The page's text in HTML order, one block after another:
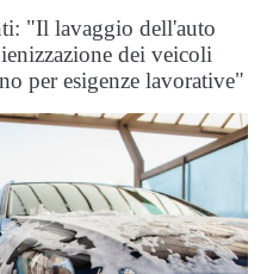
"Il lavaggio dell'auto
dei veicoli
per esigenze lavorative"